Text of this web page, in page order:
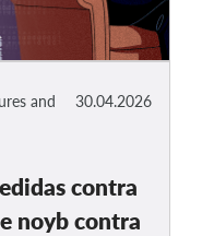
30.04.2026
and
contra
noyb contra